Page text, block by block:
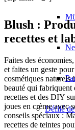
Défilé
Blush :
recettes et
Faites des
et faites un geste
cosmétiques naturels
beauté qui fabriquent
recettes et des DIY
joues en crème avec
conseils spéciaux :
recettes de teintes